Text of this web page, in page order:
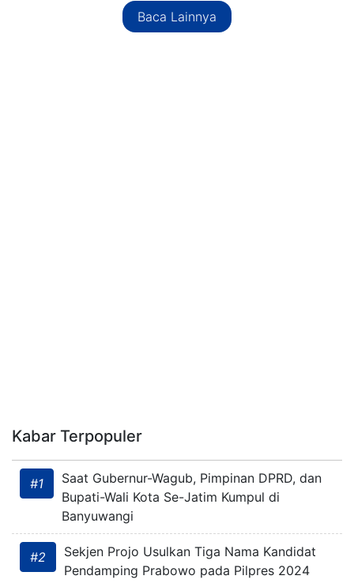
Baca Lainnya
Kabar Terpopuler
#1
Saat Gubernur-Wagub, Pimpinan DPRD, dan
Bupati-Wali Kota Se-Jatim Kumpul di
Banyuwangi
#2
Sekjen Projo Usulkan Tiga Nama Kandidat
Pendamping Prabowo pada Pilpres 2024